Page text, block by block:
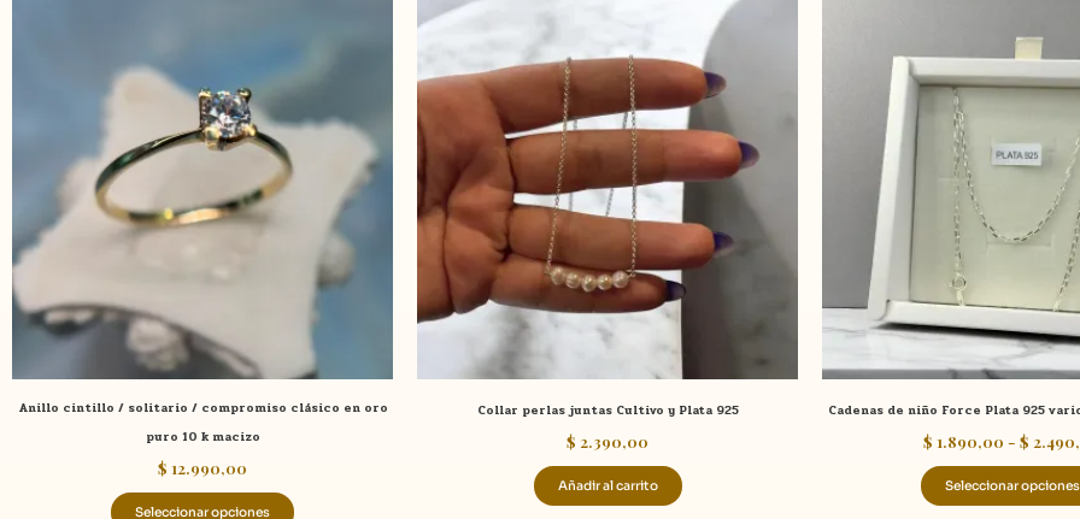
Anillo cintillo / solitario / compromiso clásico en oro
puro 10 k macizo
$ 12.990,00
Seleccionar opciones
variantes.
opciones
pueden
elegir
producto
Collar perlas juntas Cultivo y Plata 925
$ 2.390,00
Añadir al carrito
Cadenas de niño Force Plata 925
$ 1.890,00 - $
Seleccionar opciones